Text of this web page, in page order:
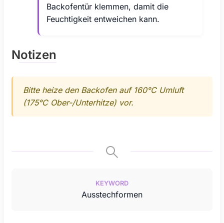
Backofentür klemmen, damit die
Feuchtigkeit entweichen kann.
Notizen
Bitte heize den Backofen auf 160°C Umluft
(175°C Ober-/Unterhitze) vor.
KEYWORD
Ausstechformen